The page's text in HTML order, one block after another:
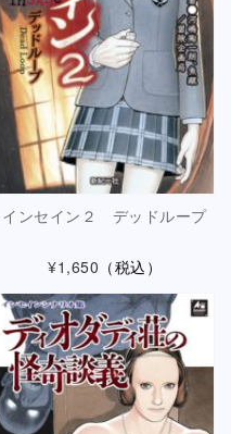
インセイン２ デッドループ
¥1,650 （税込）